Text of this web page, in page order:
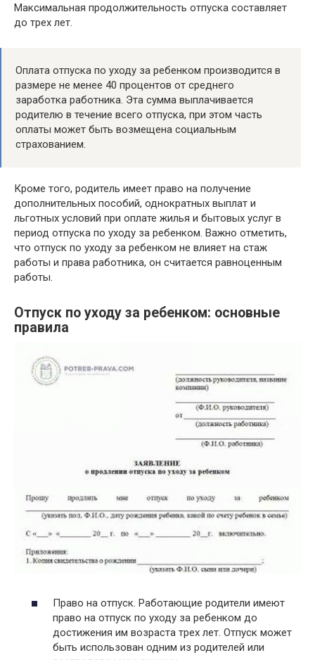
Максимальная продолжительность отпуска составляет
до трех лет.
Оплата отпуска по уходу за ребенком производится в
размере не менее 40 процентов от среднего
заработка работника. Эта сумма выплачивается
родителю в течение всего отпуска, при этом часть
оплаты может быть возмещена социальным
страхованием.
Кроме того, родитель имеет право на получение
дополнительных пособий, однократных выплат и
льготных условий при оплате жилья и бытовых услуг в
период отпуска по уходу за ребенком. Важно отметить,
что отпуск по уходу за ребенком не влияет на стаж
работы и права работника, он считается равноценным
работы.
Отпуск по уходу за ребенком: основные
правила
Право на отпуск. Работающие родители имеют
право на отпуск по уходу за ребенком до
достижения им возраста трех лет. Отпуск может
быть использован одним из родителей или